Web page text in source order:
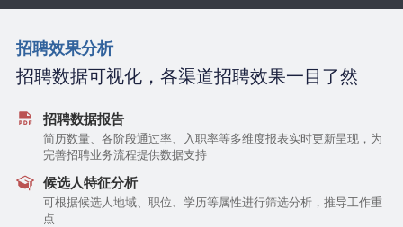
招聘效果分析
招聘数据可视化，各渠道招聘效果一目了然
招聘数据报告
简历数量、各阶段通过率、入职率等多维度报表实时更新呈现，为
完善招聘业务流程提供数据支持
候选人特征分析
可根据候选人地域、职位、学历等属性进行筛选分析，推导工作重
点